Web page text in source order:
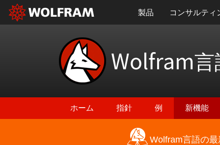
製品 コンサルティ
Wolfram言
ホーム 指針 例 新機能
Wolfram言語の